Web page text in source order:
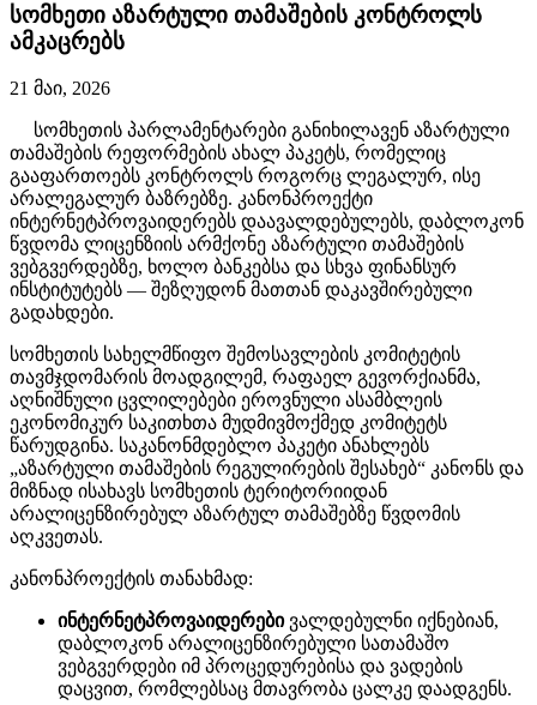
სომხეთი აზარტული თამაშების კონტროლს
ამკაცრებს
21 მაი, 2026
სომხეთის პარლამენტარები განიხილავენ აზარტული
თამაშების რეფორმების ახალ პაკეტს, რომელიც
გააფართოებს კონტროლს როგორც ლეგალურ, ისე
არალეგალურ ბაზრებზე. კანონპროექტი
ინტერნეტპროვაიდერებს დაავალდებულებს, დაბლოკონ
წვდომა ლიცენზიის არმქონე აზარტული თამაშების
ვებგვერდებზე, ხოლო ბანკებსა და სხვა ფინანსურ
ინსტიტუტებს — შეზღუდონ მათთან დაკავშირებული
გადახდები.
სომხეთის სახელმწიფო შემოსავლების კომიტეტის
თავმჯდომარის მოადგილემ, რაფაელ გევორქიანმა,
აღნიშნული ცვლილებები ეროვნული ასამბლეის
ეკონომიკურ საკითხთა მუდმივმოქმედ კომიტეტს
წარუდგინა. საკანონმდებლო პაკეტი ანახლებს
„აზარტული თამაშების რეგულირების შესახებ“ კანონს და
მიზნად ისახავს სომხეთის ტერიტორიიდან
არალიცენზირებულ აზარტულ თამაშებზე წვდომის
აღკვეთას.
კანონპროექტის თანახმად:
ინტერნეტპროვაიდერებივალდებულნი იქნებიან,
დაბლოკონ არალიცენზირებული სათამაშო
ვებგვერდები იმ პროცედურებისა და ვადების
დაცვით, რომლებსაც მთავრობა ცალკე დაადგენს.